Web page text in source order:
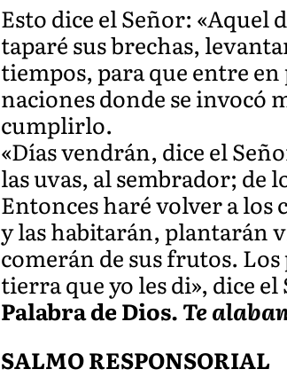
Esto dice el Señor: «Aquel
taparé sus brechas,
tiempos, para que entre en
naciones donde se invocó
cumplirlo.
«Días vendrán, dice el
las uvas, al sembrador; de
Entonces haré volver a
y las habitarán, plantarán
comerán de sus frutos.
tierra que yo les di», dice
Palabra de Dios.Te
SALMO RESPONSORIAL